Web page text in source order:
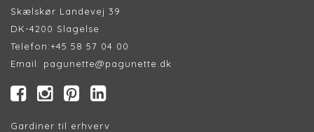
Skælskør Landevej 39
DK-4200 Slagelse
Telefon:+45 58 57 04 00
Email: pagunette@pagunette.dk
Gardiner til erhverv